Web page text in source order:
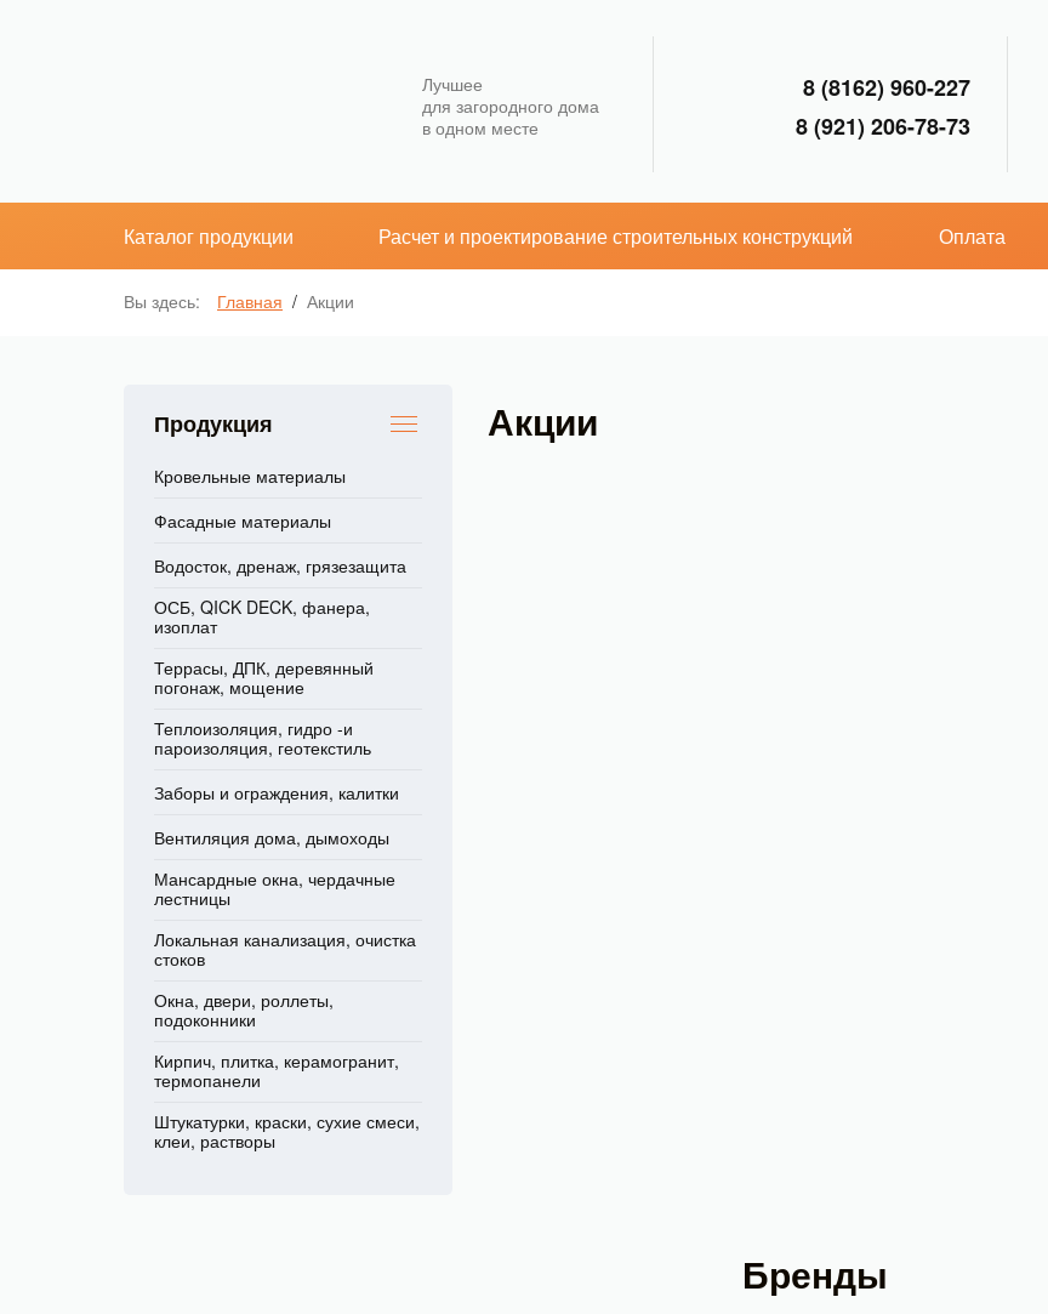
Лучшее
для загородного дома
в одном месте
8 (8162) 960-227
8 (921) 206-78-73
Каталог продукции Расчет и проектирование строительных конструкций Оплата
Вы здесь: Главная / Акции
Продукция
Кровельные материалы
Фасадные материалы
Водосток, дренаж, грязезащита
ОСБ, QICK DECK, фанера,
изоплат
Террасы, ДПК, деревянный
погонаж, мощение
Теплоизоляция, гидро -и
пароизоляция, геотекстиль
Заборы и ограждения, калитки
Вентиляция дома, дымоходы
Мансардные окна, чердачные
лестницы
Локальная канализация, очистка
стоков
Окна, двери, роллеты,
подоконники
Кирпич, плитка, керамогранит,
термопанели
Штукатурки, краски, сухие смеси,
клеи, растворы
Акции
Бренды